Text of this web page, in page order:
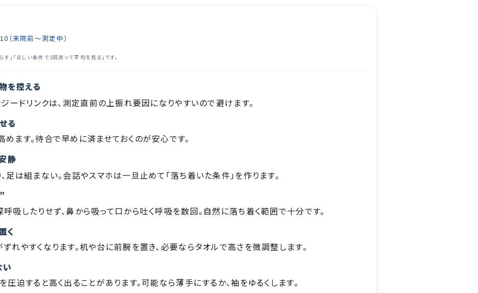
（来院前〜測定中）
」「正しい条件で2回測って平均を見る」です。
を控える
ジードリンクは、測定直前の上振れ要因になりやすいので避けます。
る
ます。待合で早めに済ませておくのが安心です。
静
足は組まない。会話やスマホは一旦止めて「落ち着いた条件」を作ります。
吸したりせず、鼻から吸って口から吐く呼吸を数回。自然に落ち着く範囲で十分です。
く
れやすくなります。机や台に前腕を置き、必要ならタオルで高さを微調整します。
圧迫すると高く出ることがあります。可能なら薄手にするか、袖をゆるくします。